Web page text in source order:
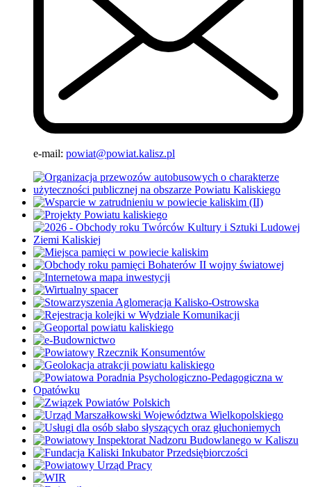
e-mail: powiat@powiat.kalisz.pl